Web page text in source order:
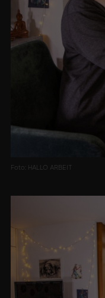
Foto: HALLO ARBEIT